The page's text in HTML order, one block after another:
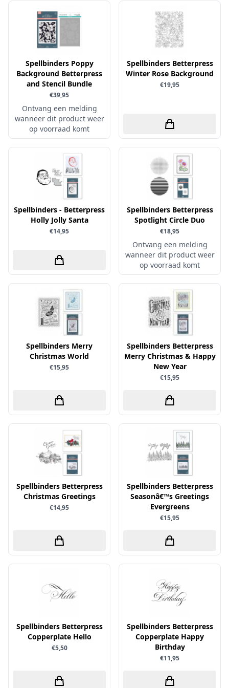
Little Birdie
Maja Design
Marianne Design
Marij Rahder
Memento
Mintay
Morgana Fantasy
Nellie Snellen
Overige
Paper Boutique
Paper Favourites
Paperfuel
Piatek13
Precious Marieke
Pronty
Ranger
Rayher
Reprint
Scrap-Boys
Sparkles
Spectrum Noir
Spellbinders
Sprinkletz
Stamperia
Starform
Stitch & Do
Studio Light
The Paper Boutique
Tombow
Vaessen Creative
van Gogh
Versafine
Spellbinders Poppy
Background Betterpress
and Stencil Bundle
€39,95
Ontvang een melding
wanneer dit product weer
op voorraad komt
Spellbinders Betterpress
Winter Rose Background
€19,95
Spellbinders - Betterpress
Holly Jolly Santa
€14,95
Spellbinders Betterpress
Spotlight Circle Duo
€18,95
Ontvang een melding
wanneer dit product weer
op voorraad komt
Spellbinders Merry
Christmas World
€15,95
Spellbinders Betterpress
Merry Christmas & Happy
New Year
€15,95
Spellbinders Betterpress
Christmas Greetings
€14,95
Spellbinders Betterpress
Seasonâ€™s Greetings
Evergreens
€15,95
Spellbinders Betterpress
Copperplate Hello
€5,50
Spellbinders Betterpress
Copperplate Happy
Birthday
€11,95